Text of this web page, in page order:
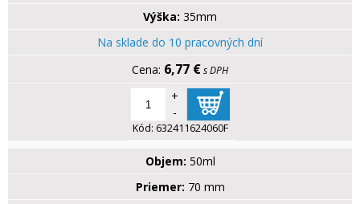
Výška: 35mm
Na sklade do 10 pracovných dní
6,77 €s DPH
+
-
Kód: 632411624060F
Objem: 50ml
Priemer: 70 mm